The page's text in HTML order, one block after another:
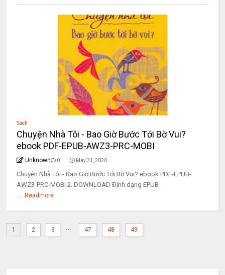
Sách
Chuyện Nhà Tôi - Bao Giờ Bước Tới Bờ Vui?
ebook PDF-EPUB-AWZ3-PRC-MOBI
Unknown 0 May 31, 2020
Chuyện Nhà Tôi - Bao Giờ Bước Tới Bờ Vui? ebook PDF-EPUB-
AWZ3-PRC-MOBI 2. DOWNLOAD Định dạng EPUB
... Readmore
1 2 3 ... 47 48 49